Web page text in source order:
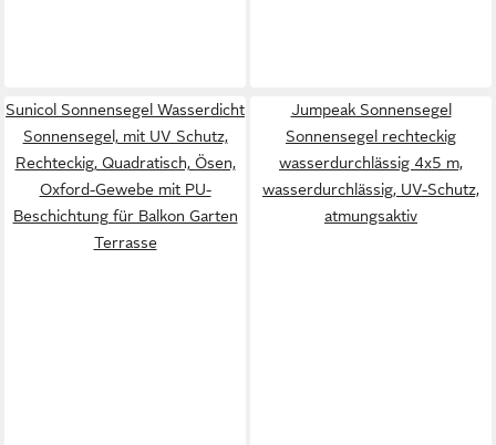
Sunicol Sonnensegel Wasserdicht
Sonnensegel, mit UV Schutz,
Rechteckig, Quadratisch, Ösen,
Oxford-Gewebe mit PU-
Beschichtung für Balkon Garten
Terrasse
Jumpeak Sonnensegel
Sonnensegel rechteckig
wasserdurchlässig 4x5 m,
wasserdurchlässig, UV-Schutz,
atmungsaktiv